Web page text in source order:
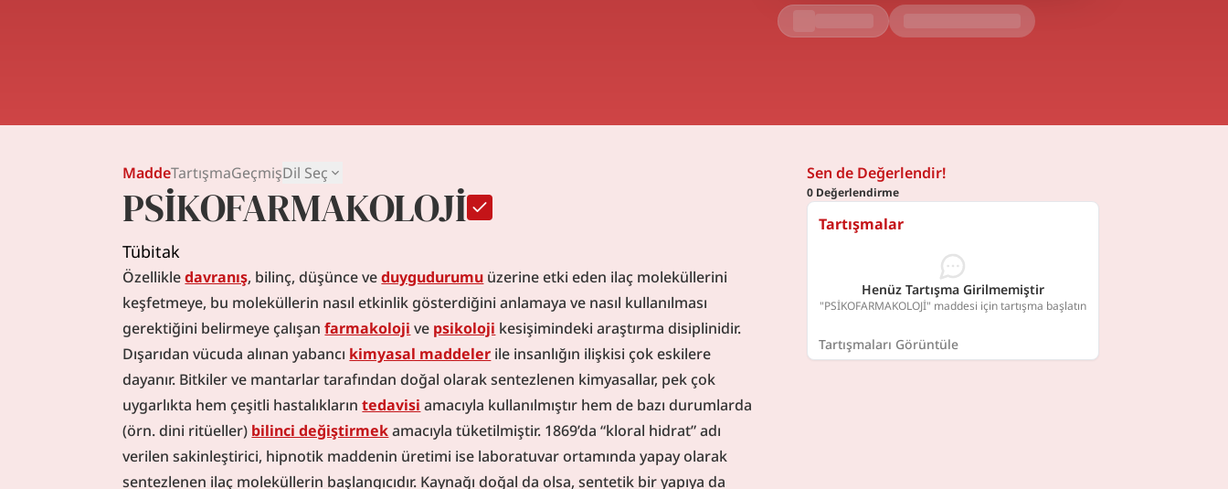
MaddeTartışmaGeçmişDil Seç
PSİKOFARMAKOLOJİ
Tübitak
Özellikle davranış, bilinç, düşünce ve duygudurumu üzerine etki eden ilaç moleküllerini
keşfetmeye, bu moleküllerin nasıl etkinlik gösterdiğini anlamaya ve nasıl kullanılması
gerektiğini belirmeye çalışan farmakoloji ve psikoloji kesişimindeki araştırma disiplinidir.
Dışarıdan vücuda alınan yabancı kimyasal maddeler ile insanlığın ilişkisi çok eskilere
dayanır. Bitkiler ve mantarlar tarafından doğal olarak sentezlenen kimyasallar, pek çok
uygarlıkta hem çeşitli hastalıkların tedavisi amacıyla kullanılmıştır hem de bazı durumlarda
(örn. dini ritüeller) bilinci değiştirmek amacıyla tüketilmiştir. 1869’da “kloral hidrat” adı
verilen sakinleştirici, hipnotik maddenin üretimi ise laboratuvar ortamında yapay olarak
sentezlenen ilaç moleküllerin başlangıcıdır. Kaynağı doğal da olsa, sentetik bir yapıya da
Sen de Değerlendir!
0 Değerlendirme
Tartışmalar
Henüz Tartışma Girilmemiştir
"PSİKOFARMAKOLOJİ" maddesi için tartışma başlatın
Tartışmaları Görüntüle